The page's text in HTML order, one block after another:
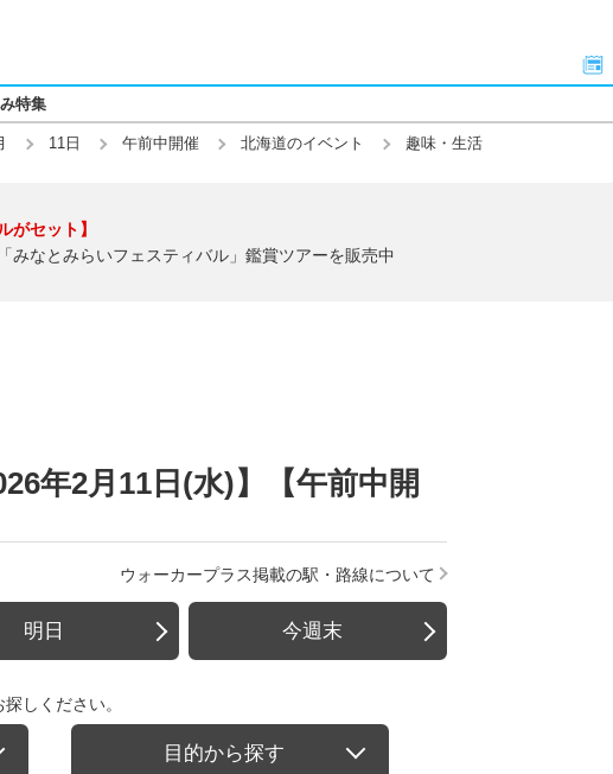
特集
11日 午前中開催 北海道のイベント 趣味・生活
がセット】
みなとみらいフェスティバル」鑑賞ツアーを販売中
年2月11日(水)】【午前中開
ウォーカープラス掲載の駅・路線について
明日 今週末
しください。
目的から探す